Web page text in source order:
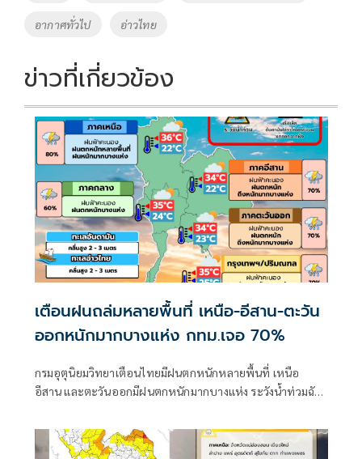
อากาศทั่วไป อ่าวไทย
ข่าวที่เกี่ยวข้อง
เตือนฝนถล่มหลายพื้นที่ เหนือ-อีสาน-ตะวัน
ออกหนักมากบางแห่ง กทม.เจอ 70%
กรมอุตุนิยมวิทยาเตือนไทยมีฝนตกหนักหลายพื้นที่ เหนือ
อีสาน และตะวันออกมีฝนตกหนักมากบางแห่ง ระวังน้ำท่วมฉับ
ตอนบนคลื่นสูง 2-3 เมตร เรือเล็กควรงดออกจากฝั่ง ส่วนไต้ฝุ่น
“ดอลฟิน” ไม่เข้าไทย